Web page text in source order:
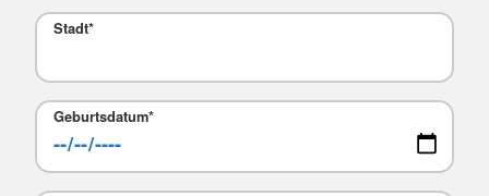
Stadt*
Geburtsdatum*